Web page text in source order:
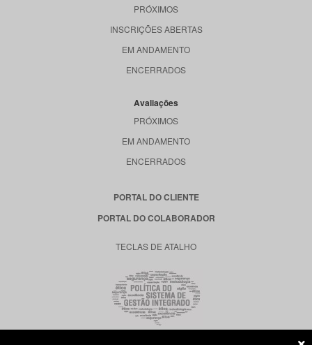
PRÓXIMOS
INSCRIÇÕES ABERTAS
EM ANDAMENTO
ENCERRADOS
Avaliações
PRÓXIMOS
EM ANDAMENTO
ENCERRADOS
PORTAL DO CLIENTE
PORTAL DO COLABORADOR
TECLAS DE ATALHO